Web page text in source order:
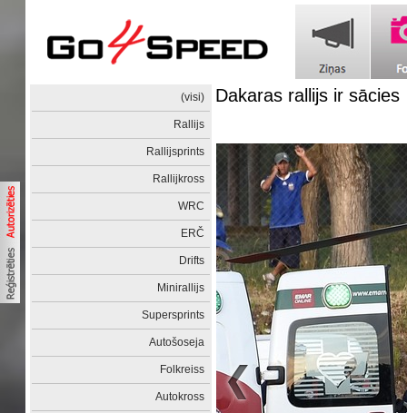
(visi)
Rallijs
Rallijsprints
Rallijkross
WRC
ERČ
Drifts
Minirallijs
Supersprints
Autošoseja
Folkreiss
Autokross
Dakaras rallijs ir sācies